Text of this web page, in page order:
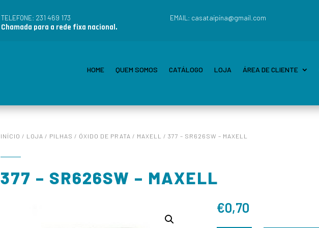
TELEFONE: 231 469 173
Chamada para a rede fixa nacional.
EMAIL: casataipina@gmail.com
HOME QUEM SOMOS CATÁLOGO LOJA ÁREA DE CLIENTE
INÍCIO / LOJA / PILHAS / ÓXIDO DE PRATA / MAXELL / 377 – SR626SW – MAXELL
377 – SR626SW – MAXELL
€0,70